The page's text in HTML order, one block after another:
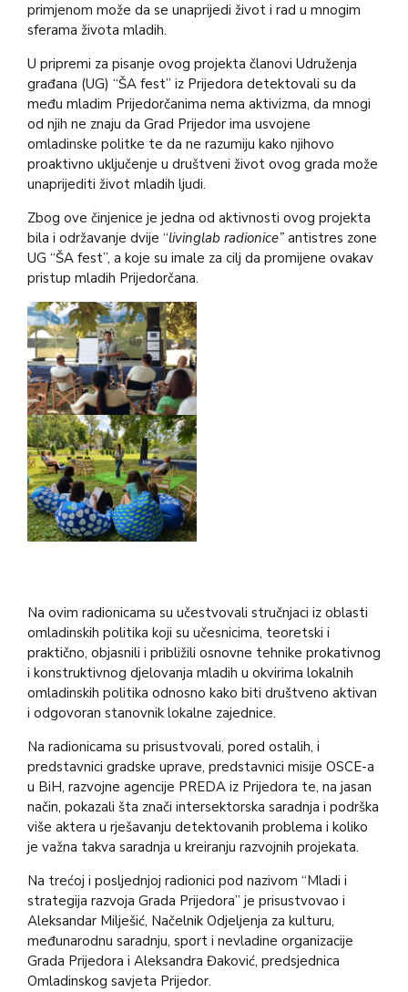
primjenom može da se unaprijedi život i rad u mnogim
sferama života mladih.
U pripremi za pisanje ovog projekta članovi Udruženja
građana (UG) “ŠA fest” iz Prijedora detektovali su da
među mladim Prijedorčanima nema aktivizma, da mnogi
od njih ne znaju da Grad Prijedor ima usvojene
omladinske politke te da ne razumiju kako njihovo
proaktivno uključenje u društveni život ovog grada može
unaprijediti život mladih ljudi.
Zbog ove činjenice je jedna od aktivnosti ovog projekta
bila i održavanje dvije “livinglab radionice” antistres zone
UG “ŠA fest”, a koje su imale za cilj da promijene ovakav
pristup mladih Prijedorčana.
Na ovim radionicama su učestvovali stručnjaci iz oblasti
omladinskih politika koji su učesnicima, teoretski i
praktično, objasnili i približili osnovne tehnike prokativnog
i konstruktivnog djelovanja mladih u okvirima lokalnih
omladinskih politika odnosno kako biti društveno aktivan
i odgovoran stanovnik lokalne zajednice.
Na radionicama su prisustvovali, pored ostalih, i
predstavnici gradske uprave, predstavnici misije OSCE-a
u BiH, razvojne agencije PREDA iz Prijedora te, na jasan
način, pokazali šta znači intersektorska saradnja i podrška
više aktera u rješavanju detektovanih problema i koliko
je važna takva saradnja u kreiranju razvojnih projekata.
Na trećoj i posljednjoj radionici pod nazivom “Mladi i
strategija razvoja Grada Prijedora” je prisustvovao i
Aleksandar Milješić, Načelnik Odjeljenja za kulturu,
međunarodnu saradnju, sport i nevladine organizacije
Grada Prijedora i Aleksandra Đaković, predsjednica
Omladinskog savjeta Prijedor.